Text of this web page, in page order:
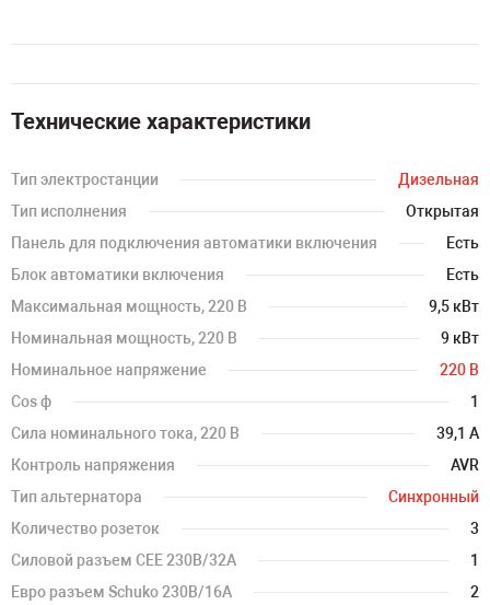
Технические характеристики
Тип электростанции
Дизельная
Тип исполнения
Открытая
Панель для подключения автоматики включения
Есть
Блок автоматики включения
Есть
Максимальная мощность, 220 В
9,5 кВт
Номинальная мощность, 220 В
9 кВт
Номинальное напряжение
220 В
Cos ф
1
Сила номинального тока, 220 В
39,1 А
Контроль напряжения
AVR
Тип альтернатора
Синхронный
Количество розеток
3
Силовой разъем CEE 230В/32А
1
Евро разъем Schuko 230В/16А
2